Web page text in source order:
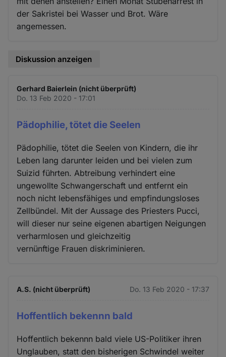
der Sakristei bei Wasser und Brot. Wäre
angemessen.
Diskussion anzeigen
Gerhard Baierlein (nicht überprüft)
Do. 13 Feb 2020 - 17:01
Pädophilie, tötet die Seelen
Pädophilie, tötet die Seelen von Kindern, die ihr
Leben lang darunter leiden und bei vielen zum
Suizid führten. Abtreibung verhindert eine
ungewollte Schwangerschaft und entfernt ein
noch nicht lebensfähiges und empfindungsloses
Zellbündel. Mit der Aussage des Priesters Pucci,
will dieser nur seine eigenen abartigen Neigungen
verharmlosen und gleichzeitig
vernünftige Frauen diskriminieren.
A.S. (nicht überprüft) Do. 13 Feb 2020 - 17:37
Hoffentlich bekennn bald
Hoffentlich bekennn bald viele US-Politiker ihren
Unglauben, statt den bisherigen Schwindel weiter